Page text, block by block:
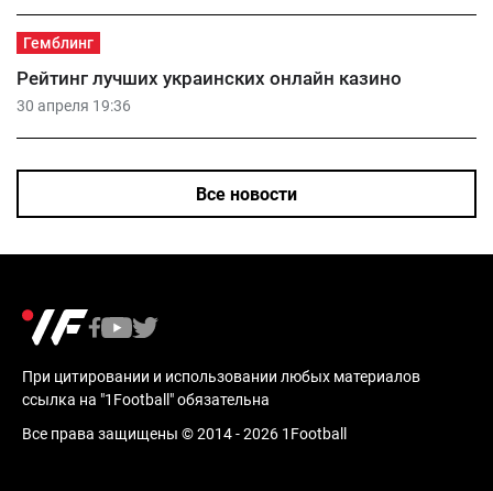
Гемблинг
30 апреля 19:36
Рейтинг лучших украинских онлайн казино
Все новости
При цитировании и использовании любых материалов
ссылка на "1Football" обязательна
Все права защищены © 2014 - 2026 1Football